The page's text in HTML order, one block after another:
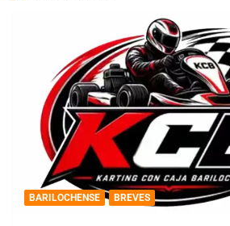
BARILOCHENSE BREVES